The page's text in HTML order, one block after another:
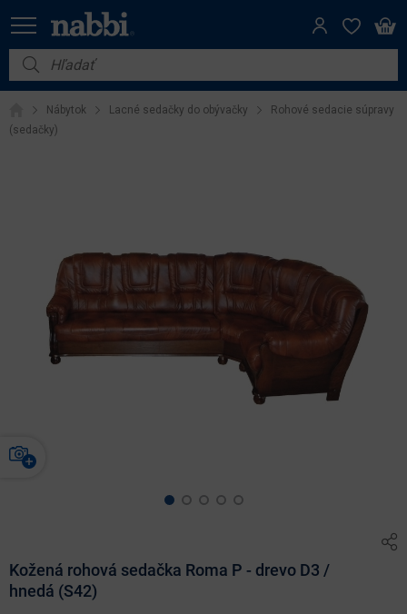
Nábytok
Vybavenie do domácnosti
Nábytok Lacné sedačky do obývačky
Rohové sedacie súpravy
(sedačky)
Kožená rohová sedačka Roma P - drevo D3 /
hnedá (S42)